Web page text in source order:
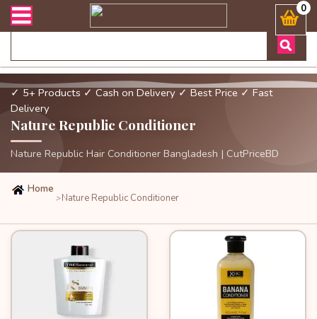
ডেলিভারী সংক্রান্ত যেকোনো জিজ্ঞাসায় কল করুনঃ ( Whatsapp ) 0
✓ 5+ Products ✓ Cash on Delivery ✓ Best Price ✓ Fast
Delivery
Nature Republic Conditioner
Nature Republic Hair Conditioner Bangladesh | CutPriceBD
Home
>Nature Republic Conditioner